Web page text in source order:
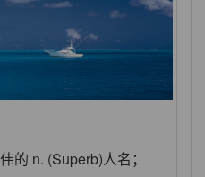
的 n. (Superb)人名；